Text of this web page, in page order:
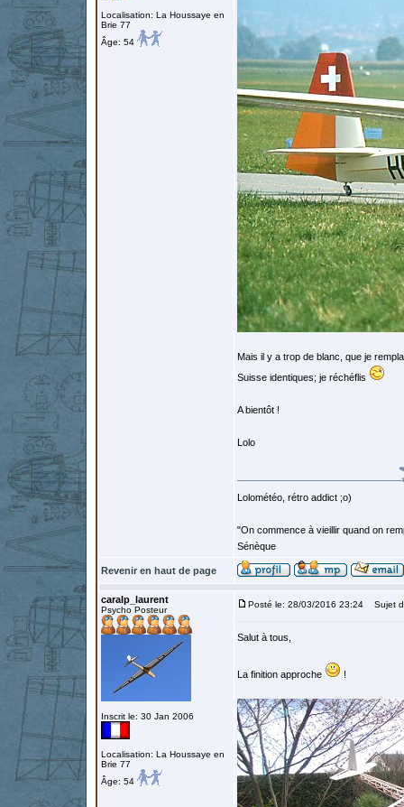
Localisation: La Houssaye en
Brie 77
Âge: 54
Mais il y a trop de blanc, que je
Suisse identiques; je réchéflis
A bientôt !
Lolo
Lolométéo, rétro addict ;o)
"On commence à vieillir quand on
Sénèque
Revenir en haut de page
caralp_laurent
Psycho Posteur
Inscrit le: 30 Jan 2006
Localisation: La Houssaye en
Brie 77
Âge: 54
Posté le: 28/03/2016 23:24 Sujet
Salut à tous,
La finition approche !